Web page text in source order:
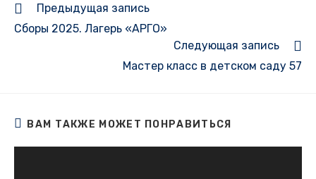
Еще
статьи
Предыдущая запись
Сборы 2025. Лагерь «АРГО»
Следующая запись
Мастер класс в детском саду 57
ВАМ ТАКЖЕ МОЖЕТ ПОНРАВИТЬСЯ